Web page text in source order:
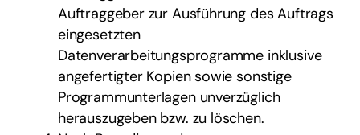
Auftraggeber zur Ausführung des Auftrags
eingesetzten
Datenverarbeitungsprogramme inklusive
angefertigter Kopien sowie sonstige
Programmunterlagen unverzüglich
herauszugeben bzw. zu löschen.